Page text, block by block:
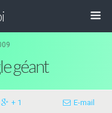
géant
+ 1 E-mail